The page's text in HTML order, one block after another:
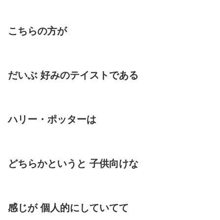
こちらの方が
だいぶ 好みのテイストである
ハリー・ポッターは
どちらかというと 子供向けな
感じが 個人的にしていてて